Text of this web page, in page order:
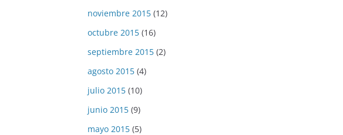
noviembre 2015 (12)
octubre 2015 (16)
septiembre 2015 (2)
agosto 2015 (4)
julio 2015 (10)
junio 2015 (9)
mayo 2015 (5)